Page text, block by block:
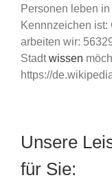
Personen leben
Kennnzeichen ist:
arbeiten wir:
Stadtwissen
https://
Unsere
für Sie: